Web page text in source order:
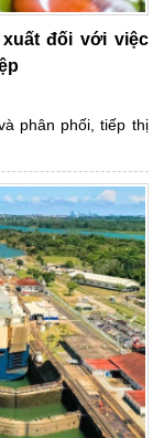
đối với việc
phân phối, tiếp thị